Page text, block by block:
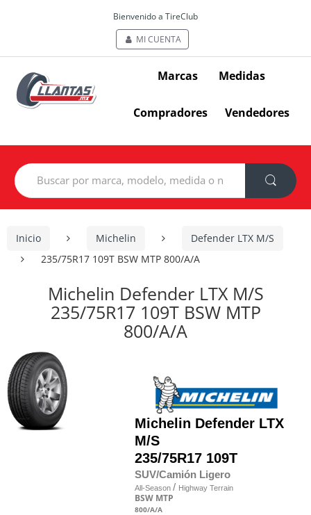
Bienvenido a TireClub
MI CUENTA
Marcas Medidas
Compradores Vendedores
Search
for:
Inicio Michelin
Defender LTX M/S
235/75R17 109T BSW MTP 800/A/A
Michelin Defender LTX M/S
235/75R17 109T BSW MTP
800/A/A
Michelin Defender LTX
M/S
235/75R17 109T
SUV/Camión Ligero
All-Season / Highway Terrain
BSW MTP
800/A/A